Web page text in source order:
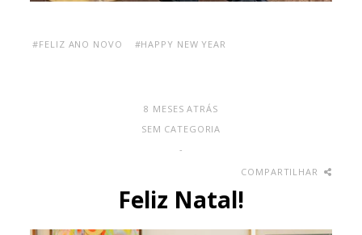
#FELIZ ANO NOVO #HAPPY NEW YEAR
8 MESES ATRÁS
SEM CATEGORIA
-
COMPARTILHAR
Feliz Natal!